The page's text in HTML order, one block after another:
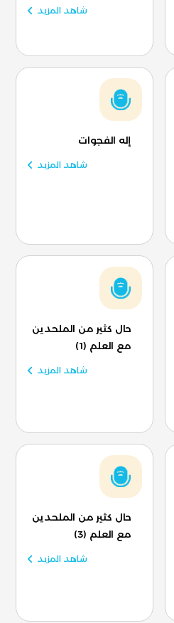
شاهد المزيد
إله الفجوات
شاهد المزيد
حال كثير من الملحدين
مع العلم (1)
شاهد المزيد
حال كثير من الملحدين
مع العلم (3)
شاهد المزيد